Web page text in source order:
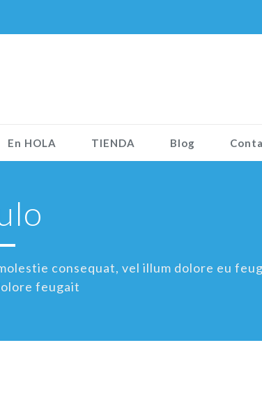
En HOLA TIENDA Blog
consequat, vel illum dolore eu
feugait